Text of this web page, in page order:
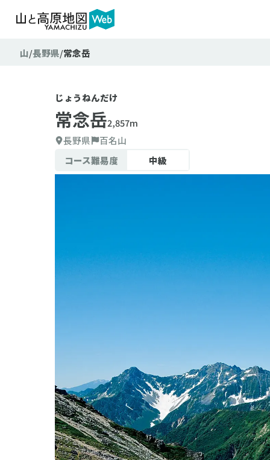
山 長野県 常念岳
じょうねんだけ
常念岳2,857m
長野県
百名山
コース難易度
中級